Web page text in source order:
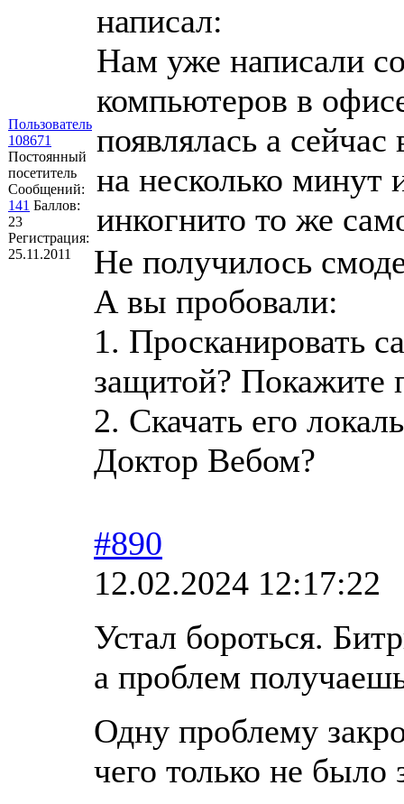
Пользователь
108671
Постоянный
посетитель
Сообщений:
141 Баллов:
23
Регистрация:
25.11.2011
написал:
Нам уже написали
компьютеров в
появлялась а
на несколько минут
инкогнито то же
Не получилось
А вы пробовали:
1. Просканировать
защитой? Покажите
2. Скачать его
Доктор Вебом?
#890
12.02.2024 12:17:22
Устал бороться.
а проблем
Одну проблему
чего только не было